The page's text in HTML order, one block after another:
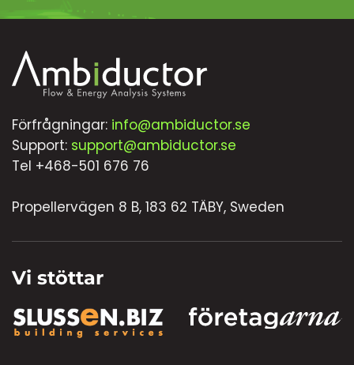
Förfrågningar: info@ambiductor.se
Support: support@ambiductor.se
Tel +468-501 676 76
Propellervägen 8 B, 183 62 TÄBY, Sweden
Vi stöttar